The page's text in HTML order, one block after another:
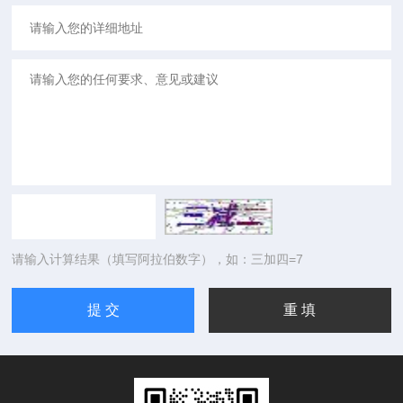
请输入计算结果（填写阿拉伯数字），如：三加四=7